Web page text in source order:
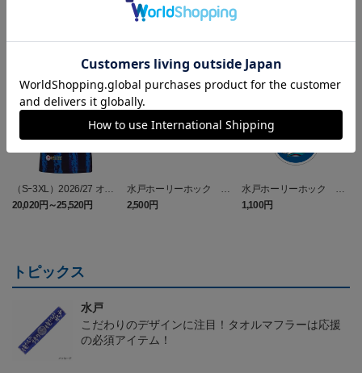
（Sｰ3XL）2026/27 オー
センティックユニフォー
ム FP 1st
20,020円～25,520円
NEW
水戸ホーリーホック ボ
ーマンダ タオルマフラー
2,500円
NEW
水戸ホーリーホック ボ
ーマンダ キーホルダー
1,100円
トピックス
水戸
こだわりのデザインに注目！タオルマフラーは応援
の必須アイテム！